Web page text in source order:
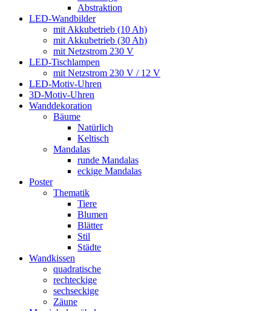
Abstraktion
LED-Wandbilder
mit Akkubetrieb (10 Ah)
mit Akkubetrieb (30 Ah)
mit Netzstrom 230 V
LED-Tischlampen
mit Netzstrom 230 V / 12 V
LED-Motiv-Uhren
3D-Motiv-Uhren
Wanddekoration
Bäume
Natürlich
Keltisch
Mandalas
runde Mandalas
eckige Mandalas
Poster
Thematik
Tiere
Blumen
Blätter
Stil
Städte
Wandkissen
quadratische
rechteckige
sechseckige
Zäune